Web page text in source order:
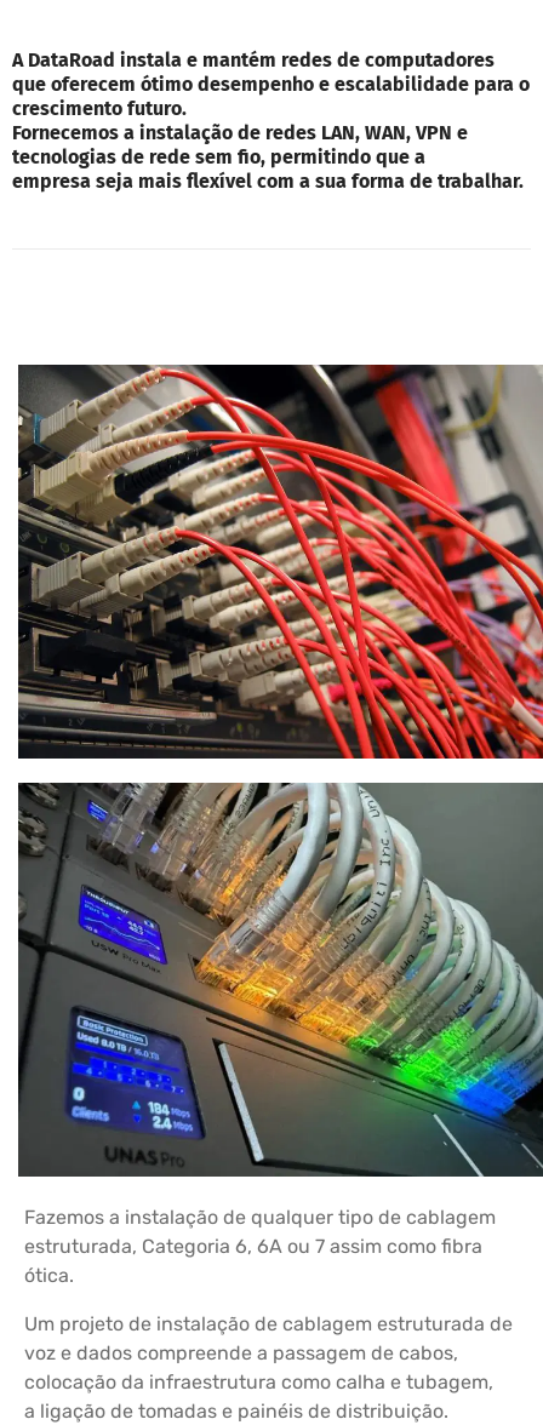
A DataRoad instala e mantém redes de computadores
que oferecem ótimo desempenho e escalabilidade para o
crescimento futuro.
Fornecemos a instalação de redes LAN, WAN, VPN e
tecnologias de rede sem fio, permitindo que a
empresa seja mais flexível com a sua forma de trabalhar.
Fazemos a instalação de qualquer tipo de cablagem
estruturada, Categoria 6, 6A ou 7 assim como fibra
ótica.
Um projeto de instalação de cablagem estruturada de
voz e dados compreende a passagem de cabos,
colocação da infraestrutura como calha e tubagem,
a ligação de tomadas e painéis de distribuição.